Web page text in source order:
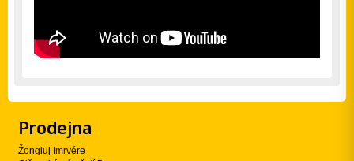
Prodejna
Žongluj Imrvére